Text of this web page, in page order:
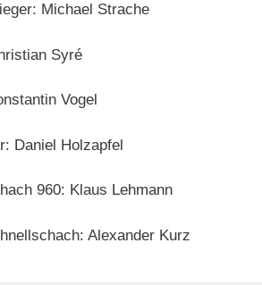
Michael Strache
Syré
Vogel
Daniel Holzapfel
960: Klaus Lehmann
Alexander Kurz